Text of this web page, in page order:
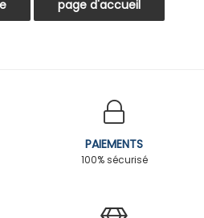
PAIEMENTS
100% sécurisé